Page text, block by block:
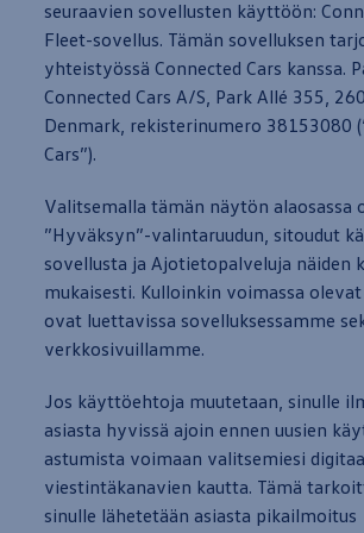
Sähköautot ja hybridit
Huolto ja palvelut
Varaa huolto verkossa
Volkswagen-huolto ja
Alkuperäisosat ja lisävarusteet
Huolenpitosopimus
Ohjelmistot ja päivitykset
Auton osien kierrätys
Digitaaliset lisäpalvelut
Löydä palveluita mallillesi
Matkapuhelimen ja
Päivitykset
Volkswagen-sovellukset,
Käyttöohjekirjat ja käyttövinkit
Yhdistettävyys
Volkswagen-tietoa
Usein kysyttyä
Uutiset
Tilaa
Sponsorointi ja jalkapallo
Volkswagen-tarinat
WLTP-kulutusmittaus
seuraavien sovellusten käyttöön:
Fleet-sovellus. Tämän sovelluksen
yhteistyössä Connected Cars kanssa.
Connected Cars A/S, Park Allé 355,
Denmark, rekisterinumero 38153080
Cars”).
Valitsemalla tämän näytön alaosassa
”Hyväksyn”-valintaruudun, sitoudut
sovellusta ja Ajotietopalveluja näiden
mukaisesti. Kulloinkin voimassa
ovat luettavissa sovelluksessamme
verkkosivuillamme.
Jos käyttöehtoja muutetaan, sinulle
asiasta hyvissä ajoin ennen uusien
astumista voimaan valitsemiesi
viestintäkanavien kautta. Tämä
sinulle lähetetään asiasta pikailmoitus